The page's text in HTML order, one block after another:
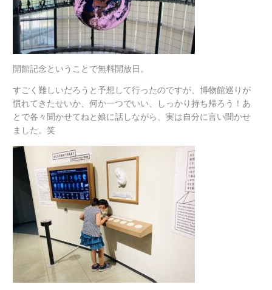
開館記念ということで無料開放日。
すごく難しいだろうと予想して行ったのですが、博物館巡りが
慣れてきたせいか、何か一つでいい、しっかり持ち帰ろう！あ
とで各々聞かせてねと娘に話しながら、実は自分に言い聞かせ
ました。笑